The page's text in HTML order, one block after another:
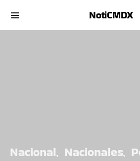
NotiCMDX
Nacional Nacionales